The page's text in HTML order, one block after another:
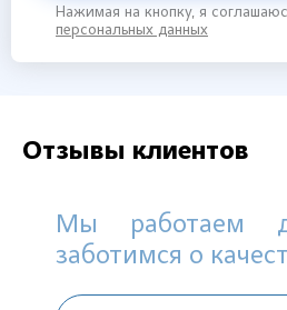
Нажимая на кнопку, я
персональных данных
Отзывы клиентов
Мы работаем
заботимся о